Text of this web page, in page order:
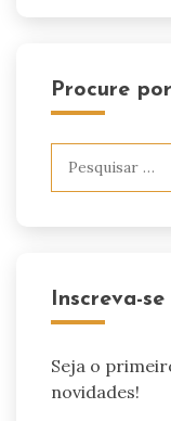
Procure
Inscreva-
Seja o
novidades!